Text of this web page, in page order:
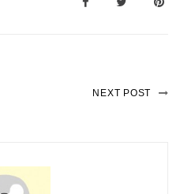
NEXT POST